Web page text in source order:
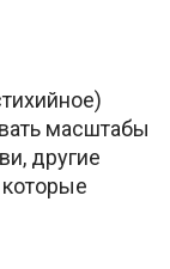
масштабы
другие